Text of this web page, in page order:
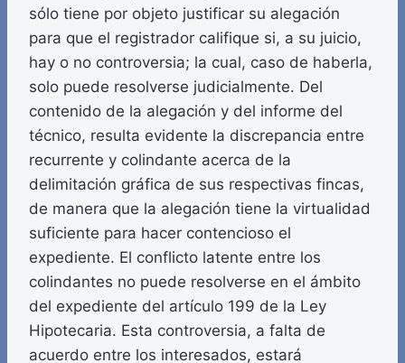
sólo tiene por objeto justificar su alegación
para que el registrador califique si, a su juicio,
hay o no controversia; la cual, caso de haberla,
solo puede resolverse judicialmente. Del
contenido de la alegación y del informe del
técnico, resulta evidente la discrepancia entre
recurrente y colindante acerca de la
delimitación gráfica de sus respectivas fincas,
de manera que la alegación tiene la virtualidad
suficiente para hacer contencioso el
expediente. El conflicto latente entre los
colindantes no puede resolverse en el ámbito
del expediente del artículo 199 de la Ley
Hipotecaria. Esta controversia, a falta de
acuerdo entre los interesados, estará